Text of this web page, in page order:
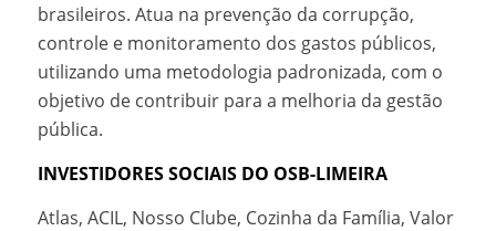
brasileiros. Atua na prevenção da corrupção,
controle e monitoramento dos gastos públicos,
utilizando uma metodologia padronizada, com o
objetivo de contribuir para a melhoria da gestão
pública.
INVESTIDORES SOCIAIS DO OSB-LIMEIRA
Atlas, ACIL, Nosso Clube, Cozinha da Família, Valor